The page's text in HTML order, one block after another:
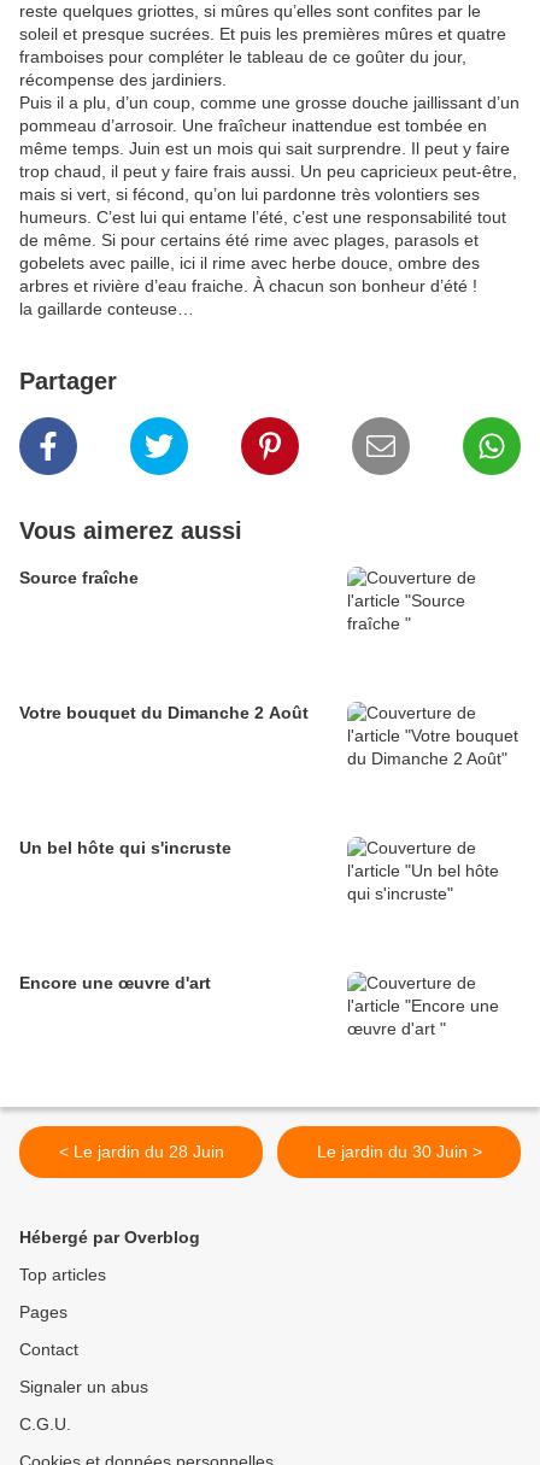
reste quelques griottes, si mûres qu’elles sont confites par le
soleil et presque sucrées. Et puis les premières mûres et quatre
framboises pour compléter le tableau de ce goûter du jour,
récompense des jardiniers.
Puis il a plu, d’un coup, comme une grosse douche jaillissant d’un
pommeau d’arrosoir. Une fraîcheur inattendue est tombée en
même temps. Juin est un mois qui sait surprendre. Il peut y faire
trop chaud, il peut y faire frais aussi. Un peu capricieux peut-être,
mais si vert, si fécond, qu’on lui pardonne très volontiers ses
humeurs. C’est lui qui entame l’été, c’est une responsabilité tout
de même. Si pour certains été rime avec plages, parasols et
gobelets avec paille, ici il rime avec herbe douce, ombre des
arbres et rivière d’eau fraiche. À chacun son bonheur d’été !
la gaillarde conteuse…
Partager
Vous aimerez aussi
Source fraîche
Votre bouquet du Dimanche 2 Août
Un bel hôte qui s'incruste
Encore une œuvre d'art
< Le jardin du 28 Juin Le jardin du 30 Juin >
Hébergé par Overblog
Top articles
Pages
Contact
Signaler un abus
C.G.U.